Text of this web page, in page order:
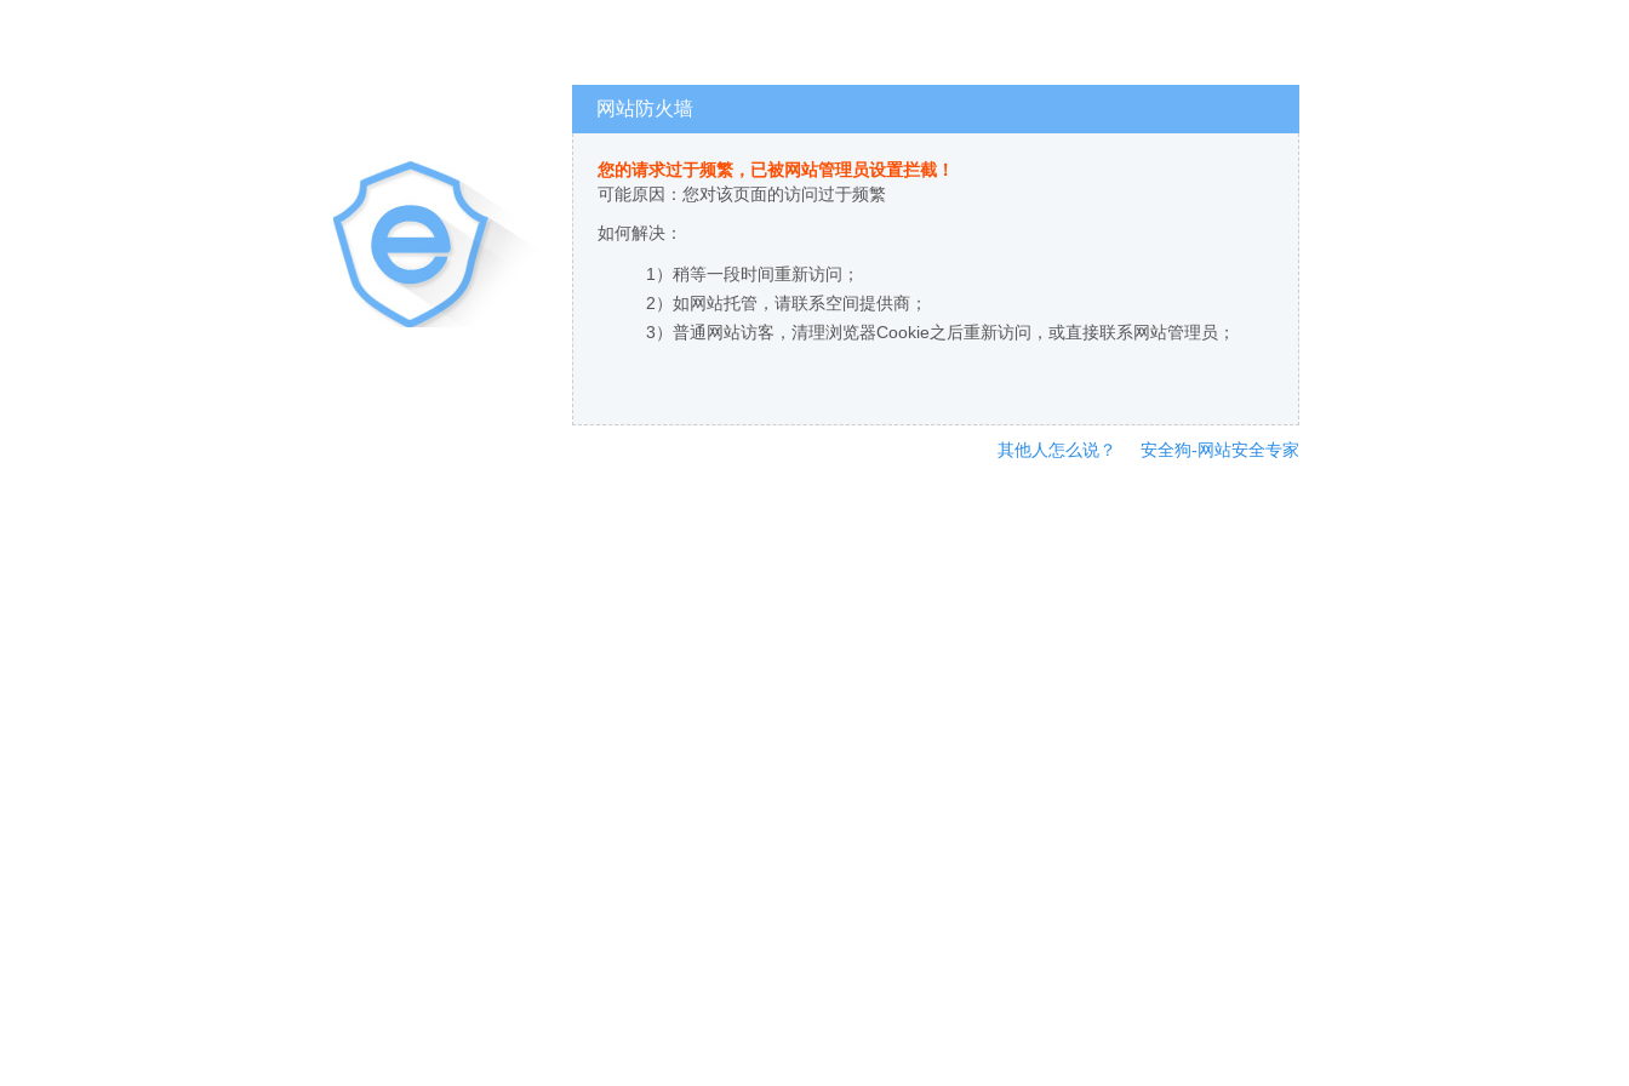
网站防火墙
您的请求过于频繁，已被网站管理员设置拦截！
可能原因：您对该页面的访问过于频繁
如何解决：
1）稍等一段时间重新访问；
2）如网站托管，请联系空间提供商；
3）普通网站访客，清理浏览器Cookie之后重新访问，或直接联系网站管理员；
其他人怎么说？ 安全狗-网站安全专家